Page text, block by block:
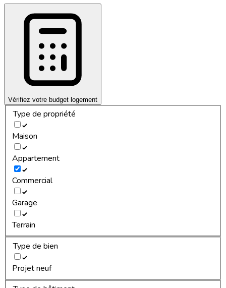
Vérifiez votre budget logement
Type de propriété
Maison
Appartement
Commercial
Garage
Terrain
Type de bien
Projet neuf